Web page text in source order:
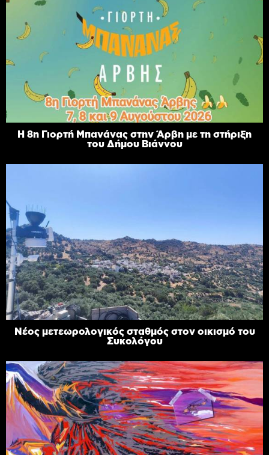
Η 8η Γιορτή Μπανάνας στην Άρβη με τη στήριξη
του Δήμου Βιάννου
Νέος μετεωρολογικός σταθμός στον οικισμό του
Συκολόγου